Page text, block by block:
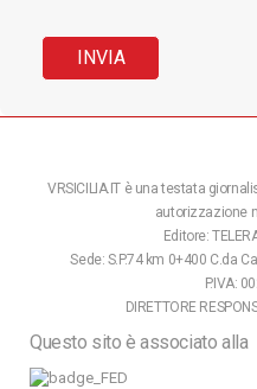
VRSICILIA.IT è una testata
autorizzazione
Editore:
Sede: S.P.74 km 0+400 C.da
P.IVA:
DIRETTORE
Questo sito è associato alla